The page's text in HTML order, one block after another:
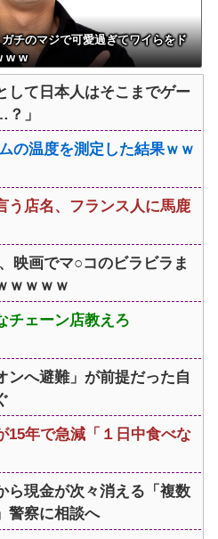
チのマジで可愛過ぎてワイらをド
w w
して日本人はそこまでゲー
」
の温度を測定した結果ｗｗ
う店名、フランス人に馬鹿
映画でマ○コのビラビラま
ｗｗｗｗ
チェーン店教えろ
ンへ避難」が前提だった自
15年で急減「１日中食べな
ら現金が次々消える「複数
警察に相談へ